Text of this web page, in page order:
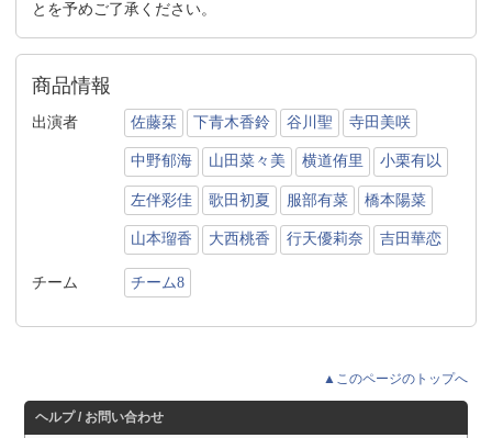
とを予めご了承ください。
商品情報
出演者 佐藤栞 下青木香鈴 谷川聖 寺田美咲
中野郁海 山田菜々美 横道侑里 小栗有以
左伴彩佳 歌田初夏 服部有菜 橋本陽菜
山本瑠香 大西桃香 行天優莉奈 吉田華恋
チーム チーム8
▲このページのトップへ
ヘルプ / お問い合わせ